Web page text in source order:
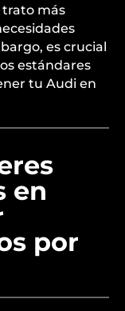
más
es crucial
estándares
tu Audi en
en
por